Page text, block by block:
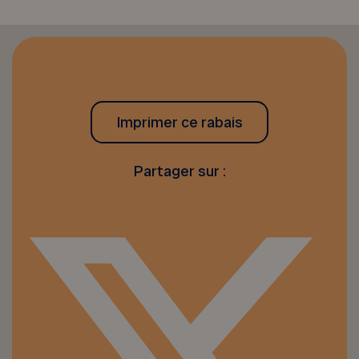
Imprimer ce rabais
Partager sur :